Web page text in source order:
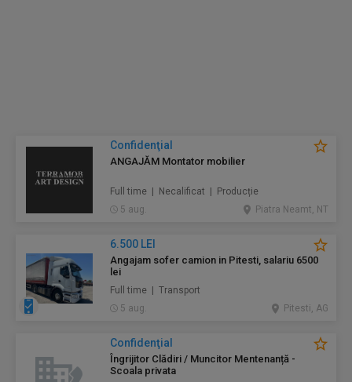
Confidenţial
ANGAJĂM Montator mobilier
Full time | Necalificat | Producție
5 aug.
Piatra Neamt, NT
6.500 LEI
Angajam sofer camion in Pitesti, salariu 6500
lei
Full time | Transport
5 aug.
Pitesti, AG
Confidenţial
Îngrijitor Clădiri / Muncitor Mentenanță -
Scoala privata